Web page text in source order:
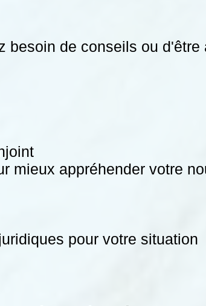
besoin de conseils ou d'être
mieux appréhender votre
pour votre situation